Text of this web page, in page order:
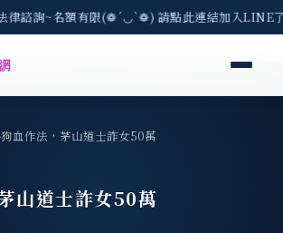
諮詢~名額有限(❁´◡`❁) 請點此連結加入
狗血作法，茅山道士詐女50萬
山道士詐女50萬